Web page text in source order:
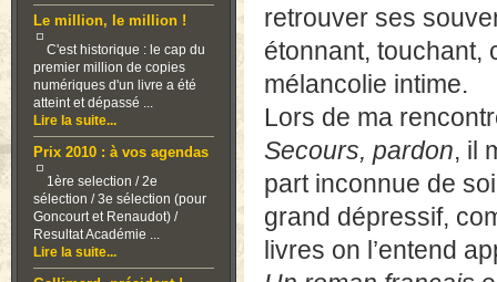
Le million, le million !
C'est historique : le cap du
premier million de copies
numériques d'un livre a été
atteint et dépassé ...
Lire la suite...
Prix 2010 : à vos agendas
1ère selection / 2e
sélection / 3e sélection (pour
Goncourt et Renaudot) /
Resultat Académie ...
Lire la suite...
retrouver ses
étonnant, touchant,
mélancolie intime.
Lors de ma
Secours, pardon, il
part inconnue de
grand dépressif,
livres on l’entend